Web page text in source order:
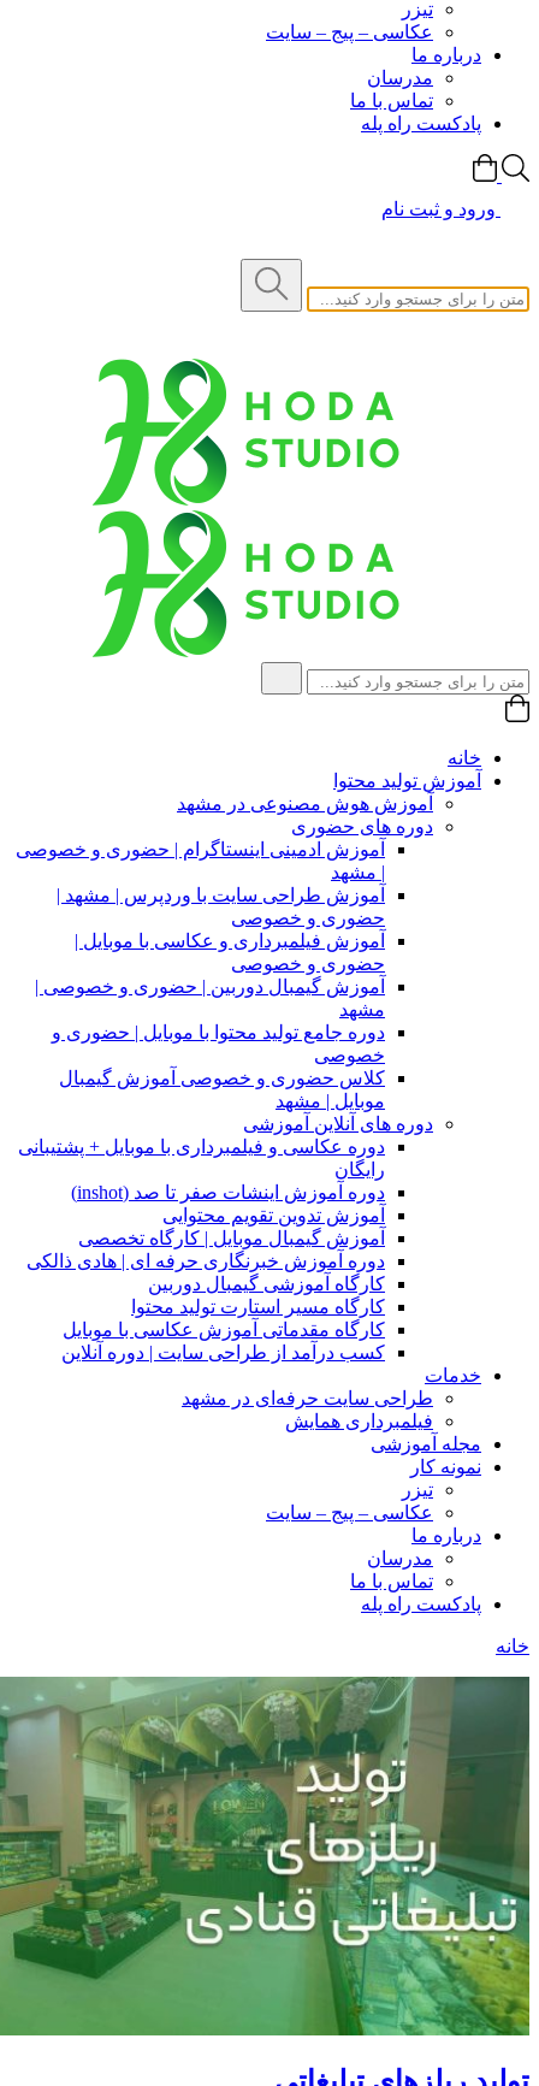
تیزر
عکاسی – پیج – سایت
درباره ما
مدرسان
تماس با ما
پادکست راه پله
ورود و ثبت نام
خانه
آموزش تولید محتوا
آموزش هوش مصنوعی در مشهد
دوره های حضوری
آموزش ادمینی اینستاگرام | حضوری و خصوصی
| مشهد
آموزش طراحی سایت با وردپرس | مشهد |
حضوری و خصوصی
آموزش فیلمبرداری و عکاسی با موبایل |
حضوری و خصوصی
آموزش گیمبال دوربین | حضوری و خصوصی |
مشهد
دوره جامع تولید محتوا با موبایل | حضوری و
خصوصی
کلاس حضوری و خصوصی آموزش گیمبال
موبایل | مشهد
دوره های آنلاین آموزشی
دوره عکاسی و فیلمبرداری با موبایل + پشتیبانی
رایگان
دوره آموزش اینشات صفر تا صد (inshot)
آموزش تدوین تقویم محتوایی
آموزش گیمبال موبایل | کارگاه تخصصی
دوره آموزش خبرنگاری حرفه ای | هادی ذالکی
کارگاه آموزشی گیمبال دوربین
کارگاه مسیر استارت تولید محتوا
کارگاه مقدماتی آموزش عکاسی با موبایل
کسب درآمد از طراحی سایت | دوره آنلاین
خدمات
طراحی سایت حرفه‌ای در مشهد
فیلمبرداری همایش
مجله آموزشی
نمونه کار
تیزر
عکاسی – پیج – سایت
درباره ما
مدرسان
تماس با ما
پادکست راه پله
خانه